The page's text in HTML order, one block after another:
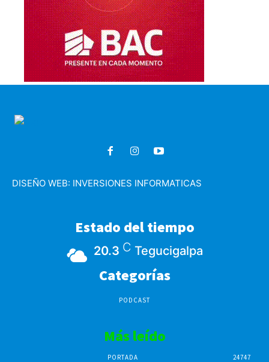
DISEÑO WEB: INVERSIONES INFORMATICAS
Estado del tiempo
20.3 C Tegucigalpa
Categorías
PODCAST
Más leído
PORTADA 24747